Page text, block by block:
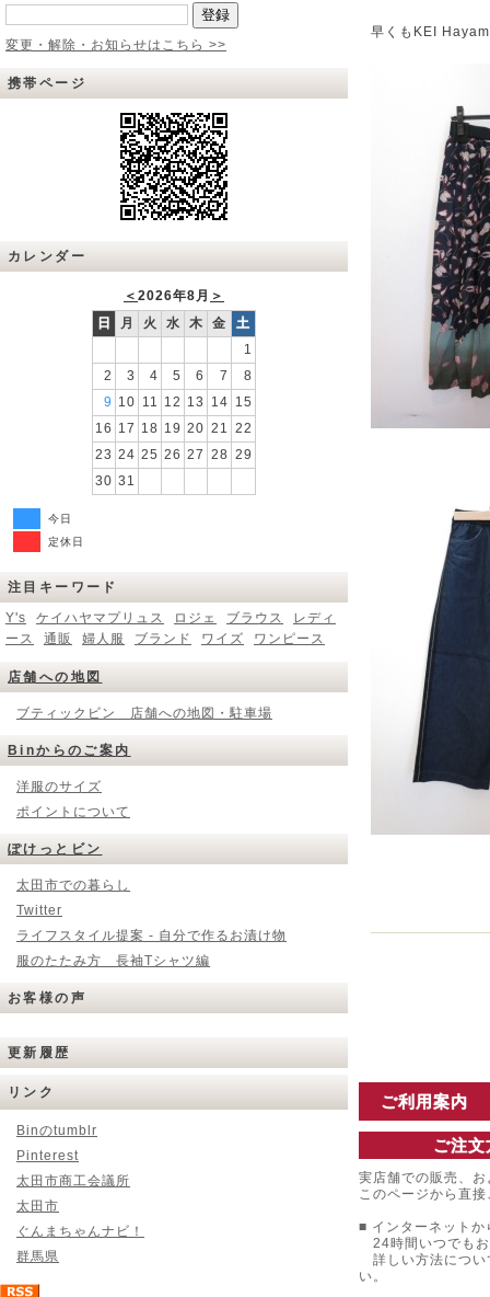
変更・解除・お知らせはこちら >>
携帯ページ
カレンダー
＜ 2026年8月 ＞
日
月 火 水 木 金
土
1
2
3 4 5 6 7
8
9 10 11 12 13 14 15
16 17 18 19 20 21 22
23 24 25 26 27 28 29
30 31
今日
定休日
注目キーワード
Y's
ケイハヤマプリュス ロジェ ブラウス
レディ
ース
通販 婦人服 ブランド ワイズ ワンピース
店舗への地図
ブティックビン 店舗への地図・駐車場
Binからのご案内
洋服のサイズ
ポイントについて
ぽけっとビン
太田市での暮らし
Twitter
ライフスタイル提案 - 自分で作るお漬け物
服のたたみ方 長袖Tシャツ編
お客様の声
更新履歴
リンク
Binのtumblr
Pinterest
太田市商工会議所
太田市
ぐんまちゃんナビ！
群馬県
早くもKEI
ご利用案内
ご注
実店舗での販売、
このページから直
■ インターネットか
24時間いつでも
詳しい方法につい
い。